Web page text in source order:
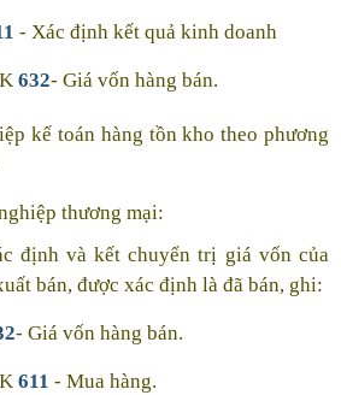
- Xác định kết quả kinh doanh
632- Giá vốn hàng bán.
kế toán hàng tồn kho theo phương
thương mại:
định và kết chuyển trị giá vốn của
bán, được xác định là đã bán, ghi:
- Giá vốn hàng bán.
611 - Mua hàng.